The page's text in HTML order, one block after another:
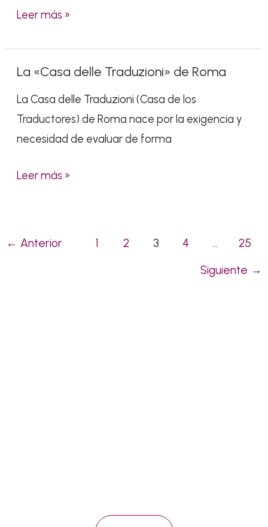
intérpretes
como
público.
Leer más »
La «Casa delle Traduzioni» de Roma
La Casa delle Traduzioni (Casa de los
Traductores) de Roma nace por la exigencia y
necesidad de evaluar de forma
La
«Casa
delle
Traduzioni»
Roma
Leer más »
← Anterior 1 2 3 4 …
25
Siguiente →